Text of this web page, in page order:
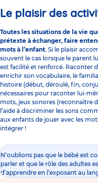
Le plaisir des
Toutes les situations de la vie
prétexte à échanger, faire
mots à l’enfant. Si le plaisir
souvent le cas lorsque le parent
est facilité et renforcé. Raconter
enrichir son vocabulaire, le
histoire (début, déroulé, fin,
nécessaires pour raconter lui-
mots, jeux sonores (reconnaître
l’aide à discriminer les sons
aux enfants de jouer avec les
intégrer !
N’oublions pas que le bébé est
parler et que le rôle des adultes
d’apprendre en l’exposant au